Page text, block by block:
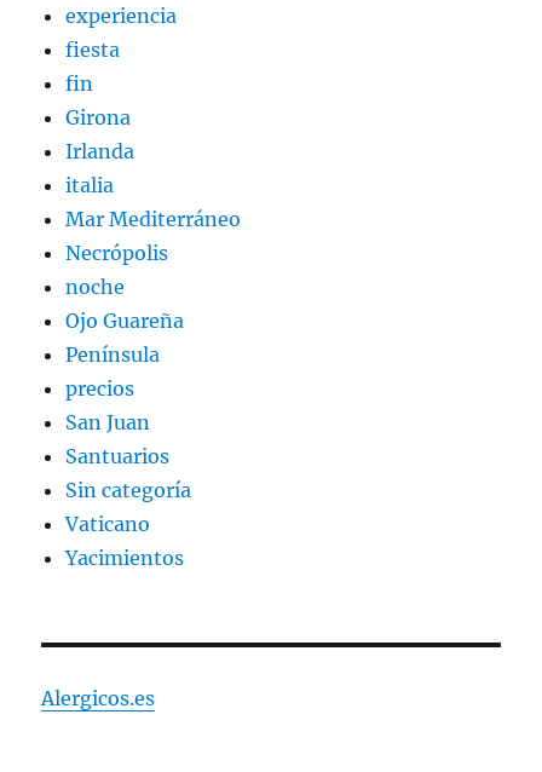
experiencia
fiesta
fin
Girona
Irlanda
italia
Mar Mediterráneo
Necrópolis
noche
Ojo Guareña
Península
precios
San Juan
Santuarios
Sin categoría
Vaticano
Yacimientos
Alergicos.es